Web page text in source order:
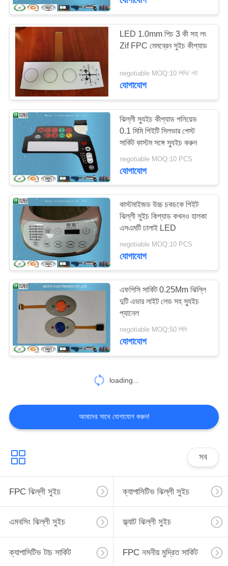
LED 1.0mm পিচ 3 কী সহ লং
Zif FPC মেমব্রেন সুইচ কীপ্যাড
negotiable MOQ:10 পিসি/ লট
যোগাযোগ
ঝিল্লী স্যুইচ কীপ্যাড পলিয়েড
0.1 মিমি পিইটি সিলভার পেস্ট
সার্কিট কাস্টম সঙ্গে স্যুইচ করুন
negotiable MOQ:10 PCS
যোগাযোগ
কাস্টমাইজড উচ্চ চকচকে পিইট
ঝিল্লী সুইচ কিপ্যাড কখনও হালকা
এসএমটি ঢালাই LED
negotiable MOQ:10 PCS
যোগাযোগ
এফপিসি সার্কিট 0.25Mm ঝিল্লি
দুটি এভার লাইট লেড সহ স্যুইচ
প্যানেল
negotiable MOQ:50 পিসি
যোগাযোগ
loading...
আমাদের সাথে যোগাযোগ করুন!
সব
FPC ঝিল্লী সুইচ ক্যাপাসিটিভ ঝিল্লী সুইচ
এমবসিং ঝিল্লী সুইচ ফ্ল্যাট ঝিল্লী সুইচ
ক্যাপাসিটিভ টাচ সার্কিট FPC নমনীয় মুদ্রিত সার্কিট